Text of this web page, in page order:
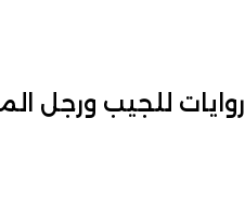
روايات للجيب ورجل